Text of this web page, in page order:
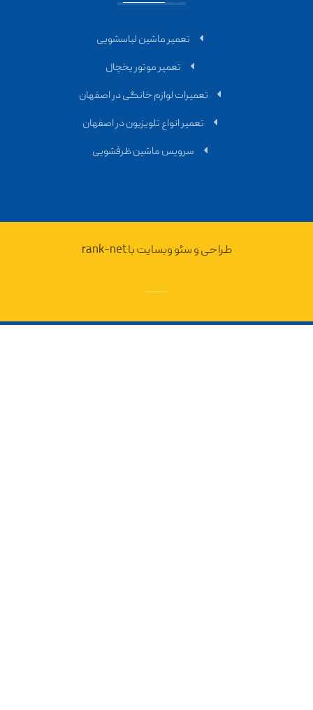
تعمیر ماشین لباسشویی
تعمیر موتور یخچال
تعمیرات لوازم خانگی در اصفهان
تعمیر انواع تلویزیون در اصفهان
سرویس ماشین ظرفشویی
طراحی و سئو وبسایت با rank-net